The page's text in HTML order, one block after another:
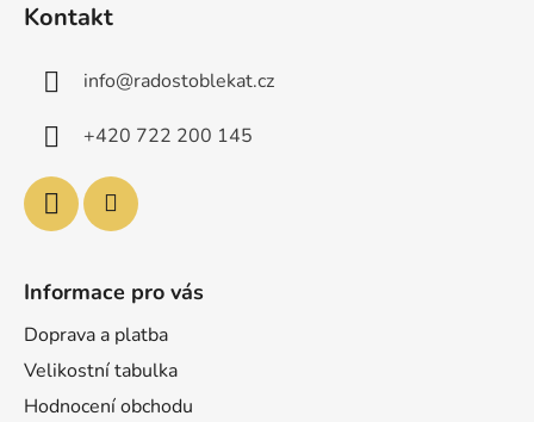
Kontakt
info@radostoblekat.cz
+420 722 200 145
Informace pro vás
Doprava a platba
Velikostní tabulka
Hodnocení obchodu